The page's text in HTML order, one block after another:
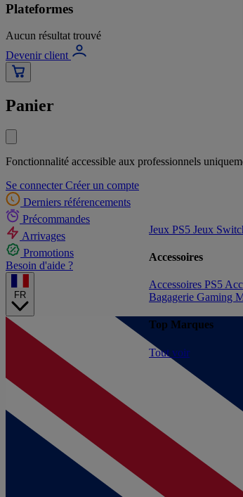
Plateformes
Aucun résultat trouvé
Devenir client
Panier
Fonctionnalité accessible aux professionnels
Se connecter Créer un compte
Derniers référencements
Précommandes
Arrivages
Promotions
Besoin d'aide ?
FR
Jeux PS5 Jeux
Accessoires
Accessoires PS5
Bagagerie Gaming
Top Marques
Tout voir